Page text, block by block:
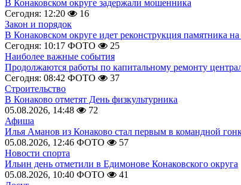
В Конаковском округе задержали мошенника
Сегодня: 12:20
16
Закон и порядок
В Конаковском округе идет реконструкция памятника
Сегодня: 10:17 ФОТО
25
Наиболее важные события
Продолжаются работы по капитальному ремонту
Сегодня: 08:42 ФОТО
37
Строительство
В Конаково отметят День физкультурника
05.08.2026, 14:48
72
Афиша
Илья Аманов из Конаково стал первым в командной
05.08.2026, 12:46 ФОТО
57
Новости спорта
Ильин день отметили в Едимонове Конаковского округа
05.08.2026, 10:40 ФОТО
41